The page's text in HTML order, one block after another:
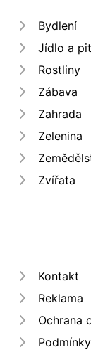
Bydlení
Jídlo a
Rostliny
Zábava
Zahrada
Zelenina
Zvířata
Kontakt
Reklama
Ochrana